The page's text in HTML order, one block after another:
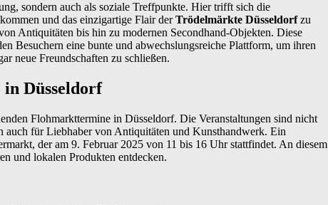
sondern auch als soziale Treffpunkte. Hier trifft sich die
und das einzigartige Flair derTrödelmärkte Düsseldorfzu
Antiquitäten bis hin zu modernen Secondhand-Objekten. Diese
Besuchern eine bunte und abwechslungsreiche Plattform, um ihren
neue Freundschaften zu schließen.
Düsseldorf
Flohmarkttermine in Düsseldorf. Die Veranstaltungen sind nicht
auch für Liebhaber von Antiquitäten und Kunsthandwerk. Ein
der am 9. Februar 2025 von 11 bis 16 Uhr stattfindet. An diesem
und lokalen Produkten entdecken.